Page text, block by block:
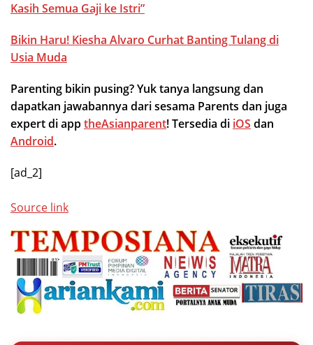
Kasih Semua Gaji ke Istri”
Bikin Haru! Kiesha Alvaro Curhat Banting Tulang di
Usia Muda
Parenting bikin pusing? Yuk tanya langsung dan
dapatkan jawabannya dari sesama Parents dan juga
expert di apptheAsianparent! Tersedia di iOS dan
Android.
[ad_2]
Source link